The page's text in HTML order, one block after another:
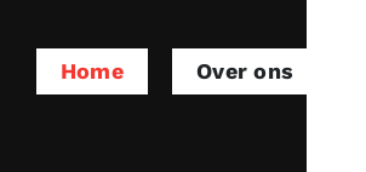
naar
inhoudHome Over ons